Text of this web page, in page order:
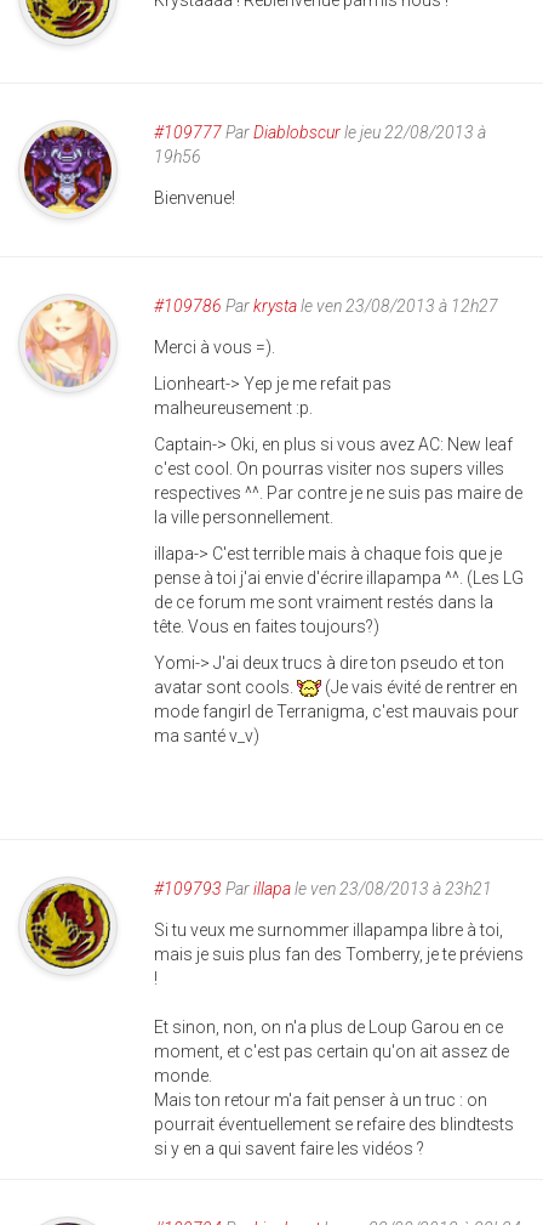
#109777ParDiablobscurle jeu 22/08/2013 à
19h56
Bienvenue!
#109786 Parkrystale ven 23/08/2013 à 12h27
Merci à vous =).
Lionheart-> Yep je me refait pas
malheureusement :p.
Captain-> Oki, en plus si vous avez AC: New leaf
c'est cool. On pourras visiter nos supers villes
respectives ^^. Par contre je ne suis pas maire de
la ville personnellement.
illapa-> C'est terrible mais à chaque fois que je
pense à toi j'ai envie d'écrire illapampa ^^. (Les LG
de ce forum me sont vraiment restés dans la
tête. Vous en faites toujours?)
Yomi-> J'ai deux trucs à dire ton pseudo et ton
avatar sont cools.
(Je vais évité de rentrer en
mode fangirl de Terranigma, c'est mauvais pour
ma santé v_v)
#109793 Parillapale ven 23/08/2013 à 23h21
Si tu veux me surnommer illapampa libre à toi,
mais je suis plus fan des Tomberry, je te préviens
!
Et sinon, non, on n'a plus de Loup Garou en ce
moment, et c'est pas certain qu'on ait assez de
monde.
Mais ton retour m'a fait penser à un truc : on
pourrait éventuellement se refaire des blindtests
si y en a qui savent faire les vidéos ?